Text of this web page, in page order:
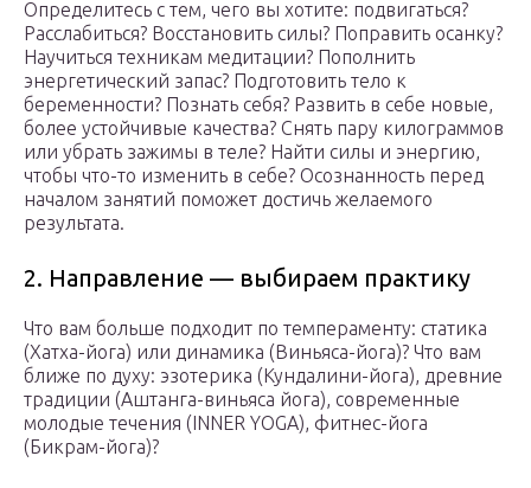
Определитесь с тем, чего вы хотите: подвигаться?
Расслабиться? Восстановить силы? Поправить осанку?
Научиться техникам медитации? Пополнить
энергетический запас? Подготовить тело к
беременности? Познать себя? Развить в себе новые,
более устойчивые качества? Снять пару килограммов
или убрать зажимы в теле? Найти силы и энергию,
чтобы что-то изменить в себе? Осознанность перед
началом занятий поможет достичь желаемого
результата.
2. Направление — выбираем практику
Что вам больше подходит по темпераменту: статика
(Хатха-йога) или динамика (Виньяса-йога)? Что вам
ближе по духу: эзотерика (Кундалини-йога), древние
традиции (Аштанга-виньяса йога), современные
молодые течения (INNER YOGA), фитнес-йога
(Бикрам-йога)?